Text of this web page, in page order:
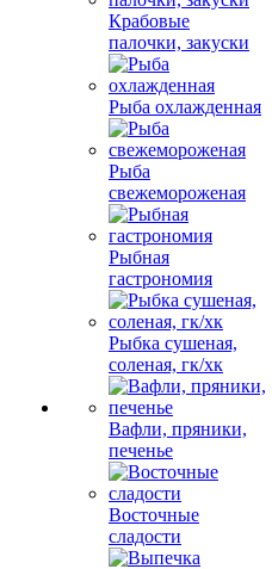
Крабовые
палочки, закуски
Рыба охлажденная
Рыба
свежемороженая
Рыбная
гастрономия
Рыбка сушеная,
соленая, гк/хк
Вафли, пряники,
печенье
Восточные
сладости